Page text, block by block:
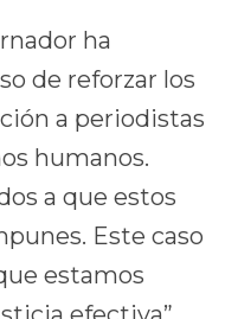
ha
de reforzar los
a periodistas
humanos.
a que estos
Este caso
estamos